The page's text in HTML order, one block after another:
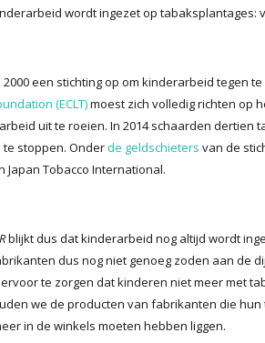
wordt ingezet op tabaksplantages:
een stichting op om kinderarbeid tegen te
(ECLT)moest zich volledig richten op
uit te roeien. In 2014 schaarden dertien
stoppen. Onderde geldschieters van de
Japan Tobacco International.
blijkt dus dat kinderarbeid nog altijd wordt
dus nog niet genoeg zoden aan de
te zorgen dat kinderen niet meer met
we de producten van fabrikanten die
in de winkels moeten hebben liggen.